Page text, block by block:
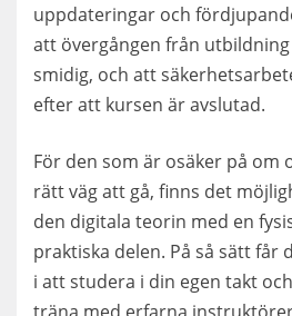
uppdateringar och
att övergången från
smidig, och att
efter att kursen är avslutad.
För den som är osäker på
rätt väg att gå, finns det
den digitala teorin med en
praktiska delen. På så sätt får
i att studera i din egen takt